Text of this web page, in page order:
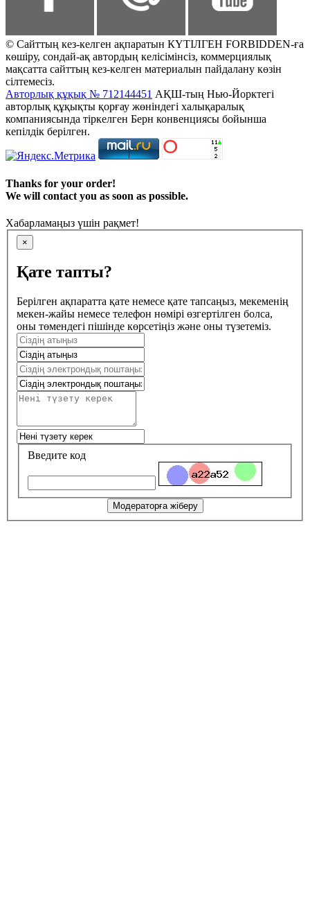
© Сайттың кез-келген ақпаратын КҮТІЛГЕН FORBIDDEN-ға
көшіру, сондай-ақ автордың келісімінсіз, коммерциялық
мақсатта сайттың кез-келген материалын пайдалану көзін
сілтемесіз.
Авторлық құқық № 712144451 АҚШ-тың Нью-Йорктегі
авторлық құқықты қорғау жөніндегі халықаралық
компаниясында тіркелген Берн конвенциясы бойынша
кепілдік берілген.
Thanks for your order!
We will contact you as soon as possible.
Хабарламаңыз үшін рақмет!
×
Қате тапты?
Берілген ақпаратта қате немесе қате тапсаңыз, мекеменің
мекен-жайы немесе телефон нөмірі өзгертілген болса,
оны төмендегі пішінде көрсетіңіз және оны түзетеміз.
Введите код
Модераторға жіберу